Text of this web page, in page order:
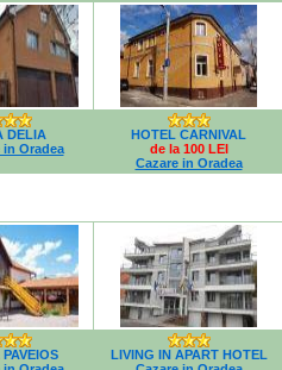
DELIA
in Oradea
HOTEL CARNIVAL
de la 100 LEI
Cazare in Oradea
LIVING IN APART HOTEL